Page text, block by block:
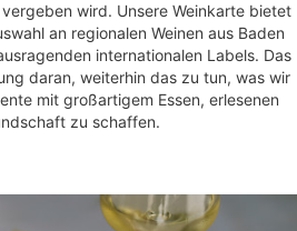
wird. Unsere Weinkarte bietet
an regionalen Weinen aus Baden
internationalen Labels. Das
daran, weiterhin das zu tun, was wir
mit großartigem Essen, erlesenen
zu schaffen.